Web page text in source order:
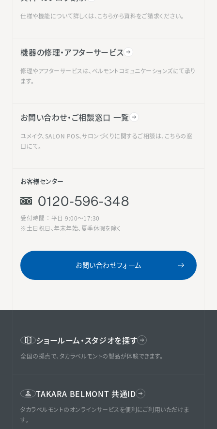
仕様や機能について詳しくは、こちらから資料をご請求ください。
機器の修理・アフターサービス
修理やアフターサービスは、ベルモントコミュニケーションズにて承り
ます。
お問い合わせ・ご相談窓口 一覧
ユメイク、SALON POS、サロンづくりに関するご相談は、こちらの窓
口にて。
お客様センター
0120-596-348
受付時間 ： 平日 9:00〜17:30
※土日祝日、年末年始、夏季休暇を除く
お問い合わせフォーム
ショールーム・スタジオを探す
全国の拠点で、タカラベルモントの製品が体験できます。
TAKARA BELMONT 共通ID
タカラベルモントのオンラインサービスを便利にご利用いただけま
す。